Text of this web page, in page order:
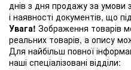
днів з дня продажу за умови
і наявності документів, що
Увага! Зображення товарів
реальних товарів, а опису
Для найбільш повної
наші спеціалізовані відділи: